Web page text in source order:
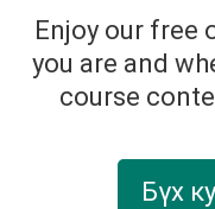
Enjoy our free
you are and
course
Бүх